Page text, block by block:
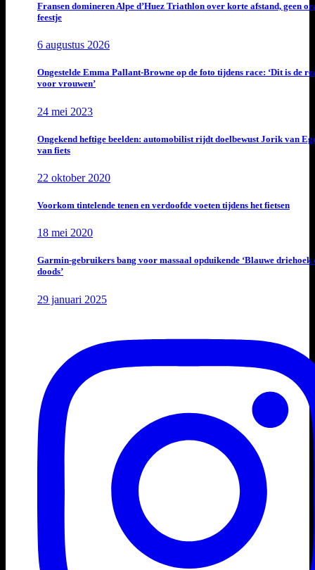
Fransen domineren Alpe d’Huez Triathlon over korte afstand, geen
feestje
6 augustus 2026
Ongestelde Emma Pallant-Browne op de foto tijdens race: ‘Dit is de
voor vrouwen’
24 mei 2023
Ongekend heftige beelden: automobilist rijdt doelbewust Jorik van
van fiets
22 oktober 2020
Voorkom tintelende tenen en verdoofde voeten tijdens het fietsen
18 mei 2020
Garmin-gebruikers bang voor massaal opduikende ‘Blauwe driehoek
doods’
29 januari 2025